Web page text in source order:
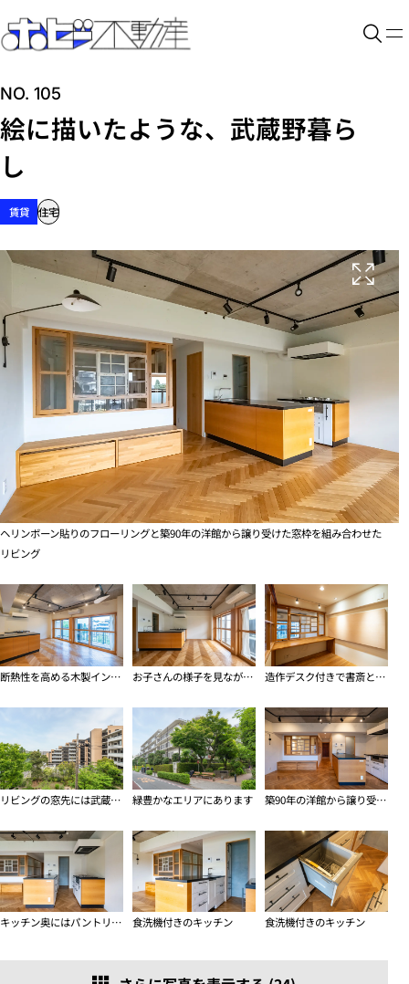
NO. 105
絵に描いたような、武蔵野暮ら
し
賃貸 住宅
ヘリンボーン貼りのフローリングと築90年の洋館から譲り受けた窓枠を組み合わせた
リビング
断熱性を高める木製インナーサッシ お子さんの様子を見ながら料理ができるキッチン 造作デスク付きで書斎としても使える寝室
リビングの窓先には武蔵野エリアらしい眺めが広がります 緑豊かなエリアにあります 築90年の洋館から譲り受けた窓枠や建具を組み合わせたリビング
キッチン奥にはパントリーもあります 食洗機付きのキッチン 食洗機付きのキッチン